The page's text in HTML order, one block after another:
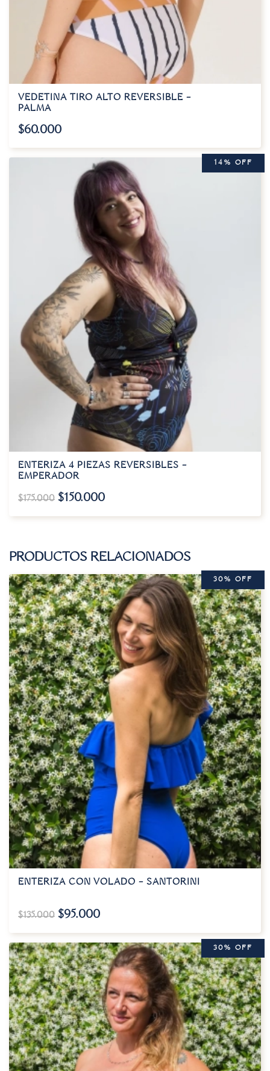
VEDETINA TIRO ALTO REVERSIBLE –
PALMA
$60.000
14% OFF
ENTERIZA 4 PIEZAS REVERSIBLES –
EMPERADOR
$175.000 $150.000
PRODUCTOS RELACIONADOS
30% OFF
ENTERIZA CON VOLADO – SANTORINI
$135.000 $95.000
30% OFF